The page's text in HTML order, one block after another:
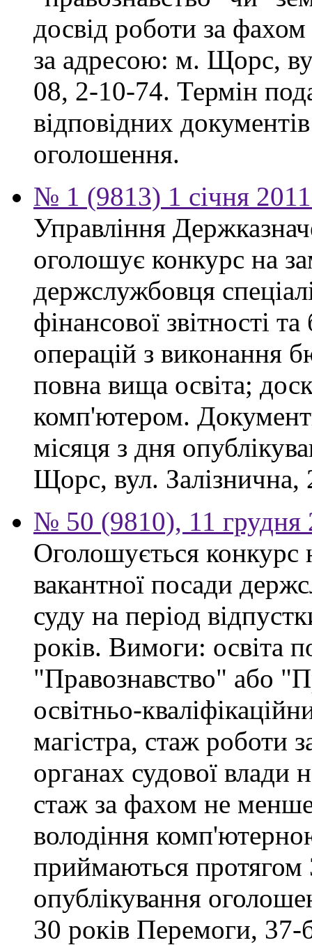
досвід роботи за
за адресою: м. Щорс,
08, 2-10-74. Термін
відповідних
оголошення.
№ 1 (9813) 1 січня
Управління
оголошує конкурс на
держслужбовця
фінансової звітності
операцій з виконання
повна вища освіта;
комп'ютером.
місяця з дня
Щорс, вул. Залізнична,
№ 50 (9810), 11 грудня
Оголошується конкурс
вакантної посади
суду на період
років. Вимоги: освіта
"Правознавство" або
освітньо-
магістра, стаж роботи
органах судової влади
стаж за фахом не
володіння
приймаються протягом
опублікування
30 років Перемоги,